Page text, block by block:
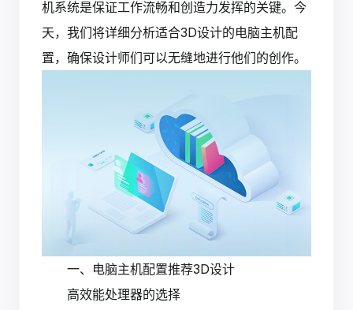
机系统是保证工作流畅和创造力发挥的关键。今
天，我们将详细分析适合3D设计的电脑主机配
置，确保设计师们可以无缝地进行他们的创作。
一、电脑主机配置推荐3D设计
高效能处理器的选择